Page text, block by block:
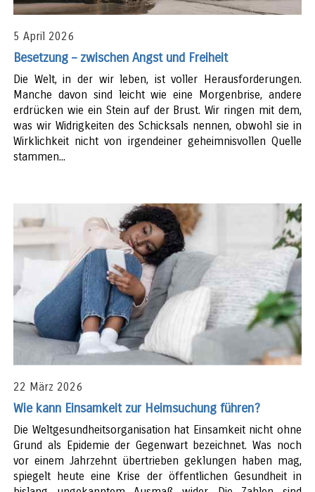
5 April 2026
Besetzung – zwischen Angst und Freiheit
Die Welt, in der wir leben, ist voller Herausforderungen.
Manche davon sind leicht wie eine Morgenbrise, andere
erdrücken wie ein Stein auf der Brust. Wir ringen mit dem,
was wir Widrigkeiten des Schicksals nennen, obwohl sie in
Wirklichkeit nicht von irgendeiner geheimnisvollen Quelle
stammen...
22 März 2026
Wie kann Einsamkeit zur Heimsuchung führen?
Die Weltgesundheitsorganisation hat Einsamkeit nicht ohne
Grund als Epidemie der Gegenwart bezeichnet. Was noch
vor einem Jahrzehnt übertrieben geklungen haben mag,
spiegelt heute eine Krise der öffentlichen Gesundheit in